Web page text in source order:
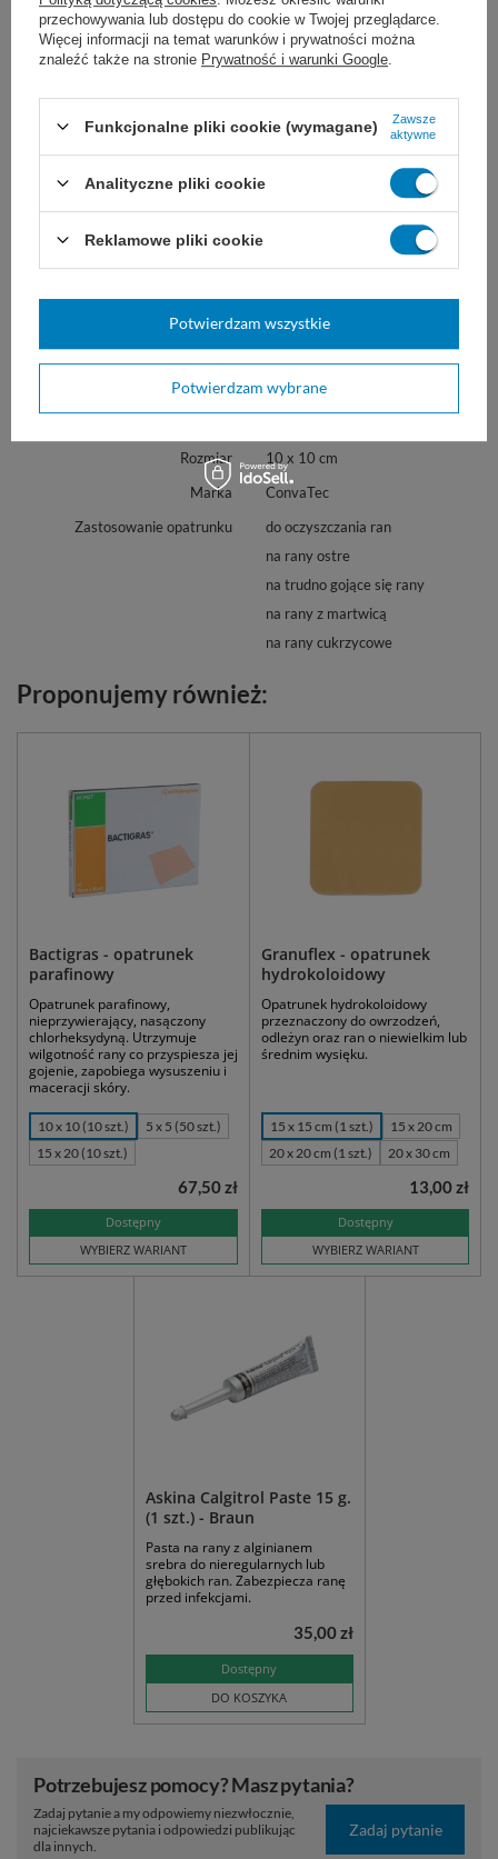
opatrunku.
Żeby usunąć wyschnięty opatrunek należy zwilżyć go
sterylną wodą lub roztworem 0,9% NaCl na 30 minut
przed usunięciem i odczekać, aż opatrunek przybierze
formę miękkiego, koherentnego żelu.
Cena dotyczy opakowania 5 sztuk w rozmiarze 10x 10
Zobacz też inne rozmiary i rodzaje wybierając
odpowiedni wariant.
Marka ConvaTec
403326
Rozmiar
10 x 10 cm
Marka
ConvaTec
Zastosowanie opatrunku
do oczyszczania ran
na rany ostre
na trudno gojące się rany
na rany z martwicą
na rany cukrzycowe
Proponujemy również:
Bactigras - opatrunek
parafinowy
Opatrunek parafinowy,
nieprzywierający, nasączony
chlorheksydyną. Utrzymuje
wilgotność rany co przyspiesza jej
gojenie, zapobiega wysuszeniu i
maceracji skóry.
10 x 10 (10 szt.)
5 x 5 (50 szt.)
15 x 20 (10 szt.)
Dostępny
WYBIERZ WARIANT
67,50 zł
Granuflex - opatrunek
hydrokoloidowy
Opatrunek hydrokoloidowy
przeznaczony do owrzodzeń,
odleżyn oraz ran o niewielkim lub
średnim wysięku.
15 x 15 cm (1 szt.)
15 x 20 cm
20 x 20 cm (1 szt.)
20 x 30 cm
Dostępny
WYBIERZ WARIANT
13,00 zł
Askina Calgitrol Paste 15 g.
(1 szt.) - Braun
Pasta na rany z alginianem
srebra do nieregularnych lub
głębokich ran. Zabezpiecza ranę
przed infekcjami.
Dostępny
DO KOSZYKA
35,00 zł
Potrzebujesz pomocy? Masz pytania?
Zadaj pytanie a my odpowiemy niezwłocznie,
najciekawsze pytania i odpowiedzi publikując
dla innych.
Zadaj pytanie
przechowywania lub dostępu do cookie w Twojej przeglądarce.
Więcej informacji na temat warunków i prywatności można
znaleźć także na stronie Prywatność i warunki Google
Funkcjonalne pliki cookie (wymagane)
Zawsze
aktywne
Analityczne pliki cookie
Reklamowe pliki cookie
Potwierdzam wybrane
Potwierdzam wszystkie